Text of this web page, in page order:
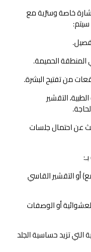
وسرّية مع
الحميمة.
تفتيح البشرة.
التقشير
احتمال جلسات
التقشير القاسي
أو الوصفات
حساسية الجلد